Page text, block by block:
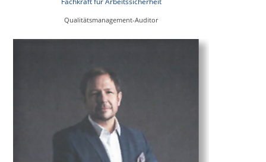
Qualitätsmanagement-Auditor